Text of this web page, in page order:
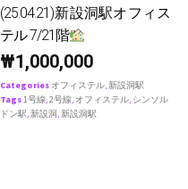
(25.04.21)新設洞駅オフィス
テル 7/21階
₩1,000,000
Categories オフィステル,新設洞駅
Tags1号線,2号線, オフィステル, シンソル
ドン駅,新設洞,新設洞駅